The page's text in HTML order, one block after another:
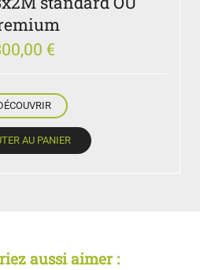
€
AU PANIER
aussi aimer :